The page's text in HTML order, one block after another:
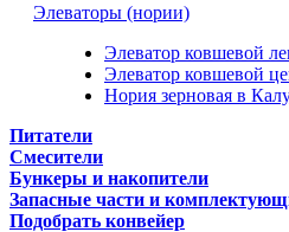
Элеваторы (нории)
Элеватор ковшевой
Элеватор ковшевой
Нория зерновая в
Питатели
Смесители
Бункеры и накопители
Запасные части и
Подобрать конвейер